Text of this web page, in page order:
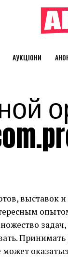
АУКЦІОНИ
выставок